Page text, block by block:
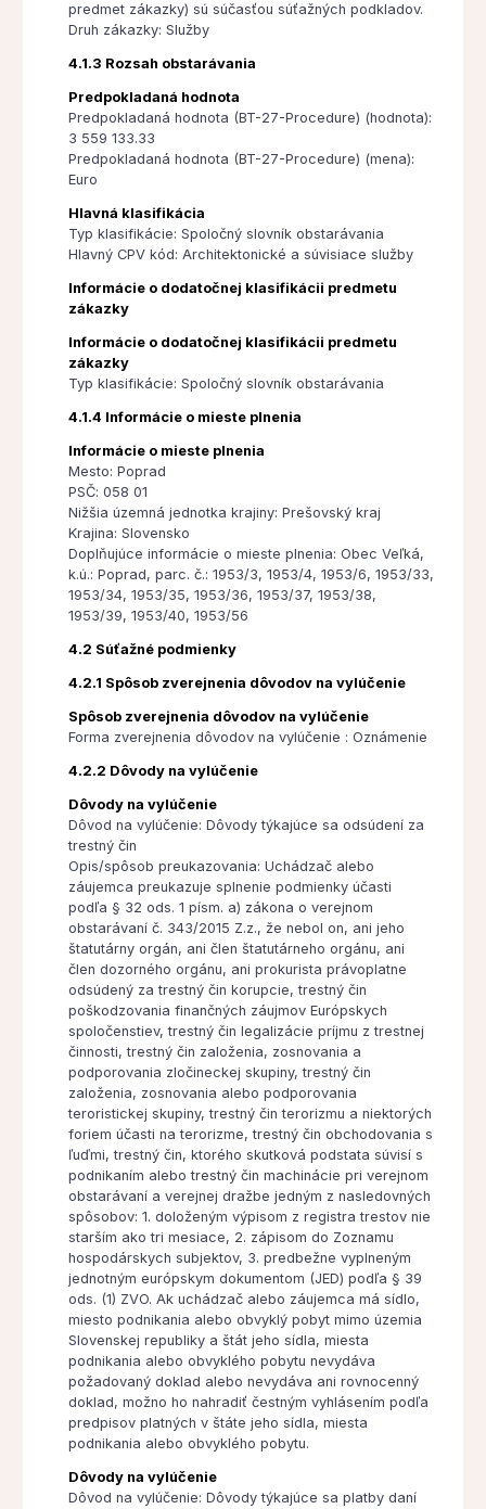
predmet zákazky) sú súčasťou súťažných podkladov.
Druh zákazky: Služby
4.1.3 Rozsah obstarávania
Predpokladaná hodnota
Predpokladaná hodnota (BT-27-Procedure) (hodnota):
3 559 133.33
Predpokladaná hodnota (BT-27-Procedure) (mena):
Euro
Hlavná klasifikácia
Typ klasifikácie: Spoločný slovník obstarávania
Hlavný CPV kód: Architektonické a súvisiace služby
Informácie o dodatočnej klasifikácii predmetu
zákazky
Informácie o dodatočnej klasifikácii predmetu
zákazky
Typ klasifikácie: Spoločný slovník obstarávania
4.1.4 Informácie o mieste plnenia
Informácie o mieste plnenia
Mesto: Poprad
PSČ: 058 01
Nižšia územná jednotka krajiny: Prešovský kraj
Krajina: Slovensko
Doplňujúce informácie o mieste plnenia: Obec Veľká,
k.ú.: Poprad, parc. č.: 1953/3, 1953/4, 1953/6, 1953/33,
1953/34, 1953/35, 1953/36, 1953/37, 1953/38,
1953/39, 1953/40, 1953/56
4.2 Súťažné podmienky
4.2.1 Spôsob zverejnenia dôvodov na vylúčenie
Spôsob zverejnenia dôvodov na vylúčenie
Forma zverejnenia dôvodov na vylúčenie : Oznámenie
4.2.2 Dôvody na vylúčenie
Dôvody na vylúčenie
Dôvod na vylúčenie: Dôvody týkajúce sa odsúdení za
trestný čin
Opis/spôsob preukazovania: Uchádzač alebo
záujemca preukazuje splnenie podmienky účasti
podľa § 32 ods. 1 písm. a) zákona o verejnom
obstarávaní č. 343/2015 Z.z., že nebol on, ani jeho
štatutárny orgán, ani člen štatutárneho orgánu, ani
člen dozorného orgánu, ani prokurista právoplatne
odsúdený za trestný čin korupcie, trestný čin
poškodzovania finančných záujmov Európskych
spoločenstiev, trestný čin legalizácie príjmu z trestnej
činnosti, trestný čin založenia, zosnovania a
podporovania zločineckej skupiny, trestný čin
založenia, zosnovania alebo podporovania
teroristickej skupiny, trestný čin terorizmu a niektorých
foriem účasti na terorizme, trestný čin obchodovania s
ľuďmi, trestný čin, ktorého skutková podstata súvisí s
podnikaním alebo trestný čin machinácie pri verejnom
obstarávaní a verejnej dražbe jedným z nasledovných
spôsobov: 1. doloženým výpisom z registra trestov nie
starším ako tri mesiace, 2. zápisom do Zoznamu
hospodárskych subjektov, 3. predbežne vyplneným
jednotným európskym dokumentom (JED) podľa § 39
ods. (1) ZVO. Ak uchádzač alebo záujemca má sídlo,
miesto podnikania alebo obvyklý pobyt mimo územia
Slovenskej republiky a štát jeho sídla, miesta
podnikania alebo obvyklého pobytu nevydáva
požadovaný doklad alebo nevydáva ani rovnocenný
doklad, možno ho nahradiť čestným vyhlásením podľa
predpisov platných v štáte jeho sídla, miesta
podnikania alebo obvyklého pobytu.
Dôvody na vylúčenie
Dôvod na vylúčenie: Dôvody týkajúce sa platby daní